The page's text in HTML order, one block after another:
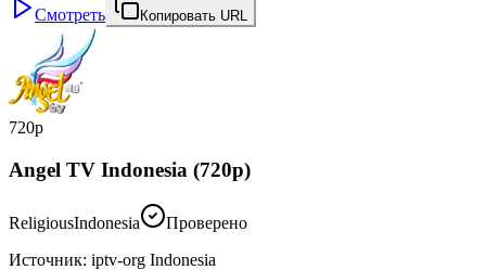
Смотреть Копировать URL
720p
Angel TV Indonesia (720p)
ReligiousIndonesia
Проверено
Источник: iptv-org Indonesia